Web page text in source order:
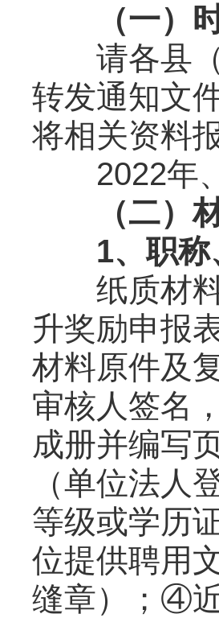
（一）
请各县（
转发通知文
将相关资料
2022年、
（二）
1、职
纸质材料
升奖励申报
材料原件及
审核人签名
成册并编写
（单位法
等级或学历
位提供聘用
缝章）；④